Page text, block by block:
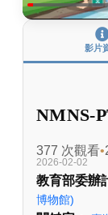
影片
NMNS-
377 次觀看
2026-02-02
教育部委辦
博物館)